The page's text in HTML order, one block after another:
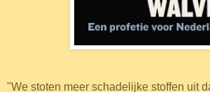
"We stoten meer schadelijke stoffen uit